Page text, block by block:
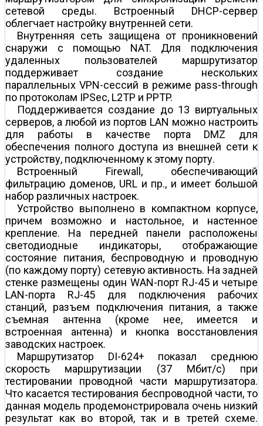
сетевой среды. Встроенный DHCP-сервер
облегчает настройку внутренней сети.
Внутренняя сеть защищена от проникновений
снаружи с помощью NAT. Для подключения
удаленных пользователей маршрутизатор
поддерживает создание нескольких
параллельных VPN-сессий в режиме pass-through
по протоколам IPSec, L2TP и PPTP.
Поддерживается создание до 13 виртуальных
серверов, а любой из портов LAN можно настроить
для работы в качестве порта DMZ для
обеспечения полного доступа из внешней сети к
устройству, подключенному к этому порту.
Встроенный Firewall, обеспечивающий
фильтрацию доменов, URL и пр., и имеет большой
набор различных настроек.
Устройство выполнено в компактном корпусе,
причем возможно и настольное, и настенное
крепление. На передней панели расположены
светодиодные индикаторы, отображающие
состояние питания, беспроводную и проводную
(по каждому порту) сетевую активность. На задней
стенке размещены один WAN-порт RJ-45 и четыре
LAN-порта RJ-45 для подключения рабочих
станций, разъем подключения питания, а также
съемная антенна (кроме нее, имеется и
встроенная антенна) и кнопка восстановления
заводских настроек.
Маршрутизатор DI-624+ показал среднюю
скорость маршрутизации (37 Мбит/c) при
тестировании проводной части маршрутизатора.
Что касается тестирования беспроводной части, то
данная модель продемонстрировала очень низкий
результат как во второй, так и в третей схеме.